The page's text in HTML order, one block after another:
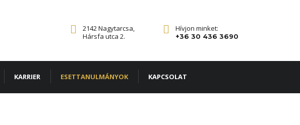
Hívjon minket:
+36 30 436 3690
2142 Nagytarcsa,
Hársfa utca 2.
KARRIER ESETTANULMÁNYOK KAPCSOLAT